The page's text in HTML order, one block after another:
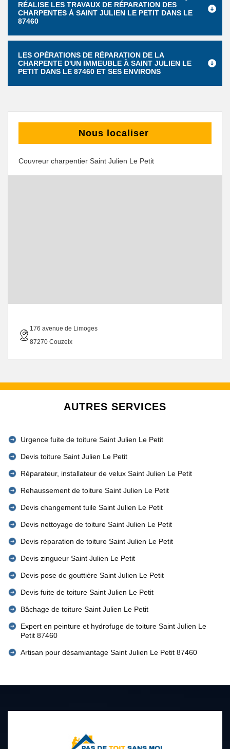
RÉALISE LES TRAVAUX DE RÉPARATION DES
CHARPENTES À SAINT JULIEN LE PETIT DANS LE
87460
LES OPÉRATIONS DE RÉPARATION DE LA
CHARPENTE D'UN IMMEUBLE À SAINT JULIEN LE
PETIT DANS LE 87460 ET SES ENVIRONS
Nous localiser
Couvreur charpentier Saint Julien Le Petit
176 avenue de Limoges
87270 Couzeix
AUTRES SERVICES
Urgence fuite de toiture Saint Julien Le Petit
Devis toiture Saint Julien Le Petit
Réparateur, installateur de velux Saint Julien Le Petit
Rehaussement de toiture Saint Julien Le Petit
Devis changement tuile Saint Julien Le Petit
Devis nettoyage de toiture Saint Julien Le Petit
Devis réparation de toiture Saint Julien Le Petit
Devis zingueur Saint Julien Le Petit
Devis pose de gouttière Saint Julien Le Petit
Devis fuite de toiture Saint Julien Le Petit
Bâchage de toiture Saint Julien Le Petit
Expert en peinture et hydrofuge de toiture Saint Julien Le
Petit 87460
Artisan pour désamiantage Saint Julien Le Petit 87460